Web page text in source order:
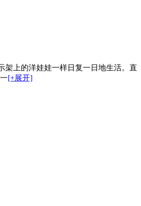
架上的洋娃娃一样日复一日地生活。直
[+展开]